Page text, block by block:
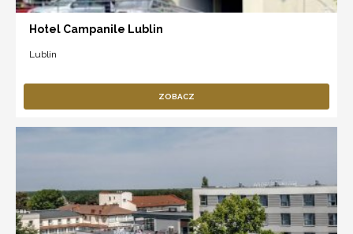
Hotel Campanile Lublin
Lublin
ZOBACZ